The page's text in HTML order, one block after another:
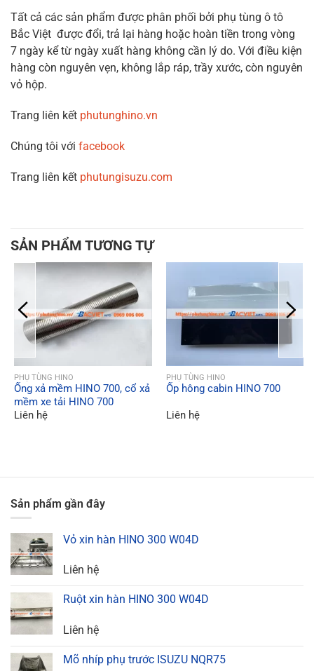
Tất cả các sản phẩm được phân phối bởi phụ tùng ô tô
Bắc Việt được đổi, trả lại hàng hoặc hoàn tiền trong vòng
7 ngày kể từ ngày xuất hàng không cần lý do. Với điều kiện
hàng còn nguyên vẹn, không lắp ráp, trầy xước, còn nguyên
vỏ hộp.
Trang liên kết phutunghino.vn
Chúng tôi với facebook
Trang liên kết phutungisuzu.com
SẢN PHẨM TƯƠNG TỰ
QUICK VIEW
PHỤ TÙNG HINO
Ống xả mềm HINO 700, cổ xả
mềm xe tải HINO 700
Liên hệ
QUICK VIEW
PHỤ TÙNG HINO
Ốp hông cabin HINO 700
Liên hệ
Sản phẩm gần đây
Vỏ xin hàn HINO 300 W04D
Liên hệ
Ruột xin hàn HINO 300 W04D
Liên hệ
Mõ nhíp phụ trước ISUZU NQR75